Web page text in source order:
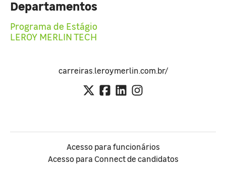
Departamentos
Programa de Estágio
LEROY MERLIN TECH
carreiras.leroymerlin.com.br/
Acesso para funcionários
Acesso para Connect de candidatos